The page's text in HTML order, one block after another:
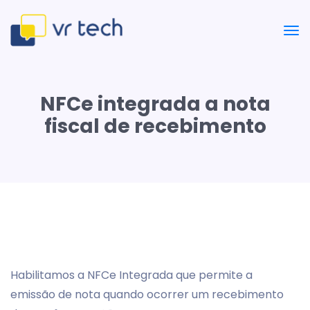
NFCe integrada a nota
fiscal de recebimento
Habilitamos a NFCe Integrada que permite a
emissão de nota quando ocorrer um recebimento